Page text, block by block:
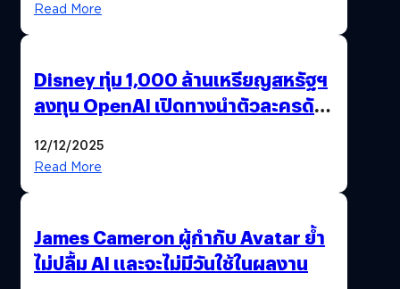
Read More
Disney ทุ่ม 1,000 ล้านเหรียญสหรัฐฯ
ลงทุน OpenAI เปิดทางนำตัวละครดัง
12/12/2025
Read More
James Cameron ผู้กำกับ Avatar ย้ำ
ไม่ปลื้ม AI และจะไม่มีวันใช้ในผลงาน